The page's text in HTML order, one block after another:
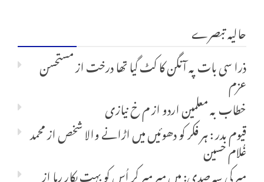
حالیہ تبصرے
ذرا سی بات پہ آنگن کا کٹ گیا تھا درختازمستحسن
عزم
خطاب بہ معلمین اردوازم خ نیازی
قیوم بدر : ہر فکر کو دھوئیں میں اڑانے والا شخصازمحمد
غُلام حسین
میر کی سہ صدی: میں میر میر کر اُس کو بہت پکار رہااز